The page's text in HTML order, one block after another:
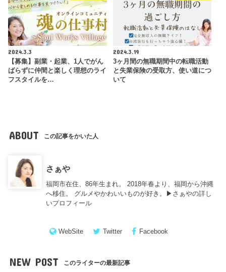
2024.3.3
【募集】副業・起業、1人でがん
ばらずに仲間と楽しく理想のライ
フスタイルを…
2024.3.19
3ヶ月間の無職期間中の転職活動
と失業保険の受取方、使い道につ
いて
ABOUT この記事をかいた人
さぁや
福岡市在住、86年生まれ。 2018年春より、福岡から沖縄
へ移住。 グルメやかわいいものが好き。▶︎ さぁやの詳し
いプロフィール
WebSite Twitter Facebook
NEW POST このライターの最新記事